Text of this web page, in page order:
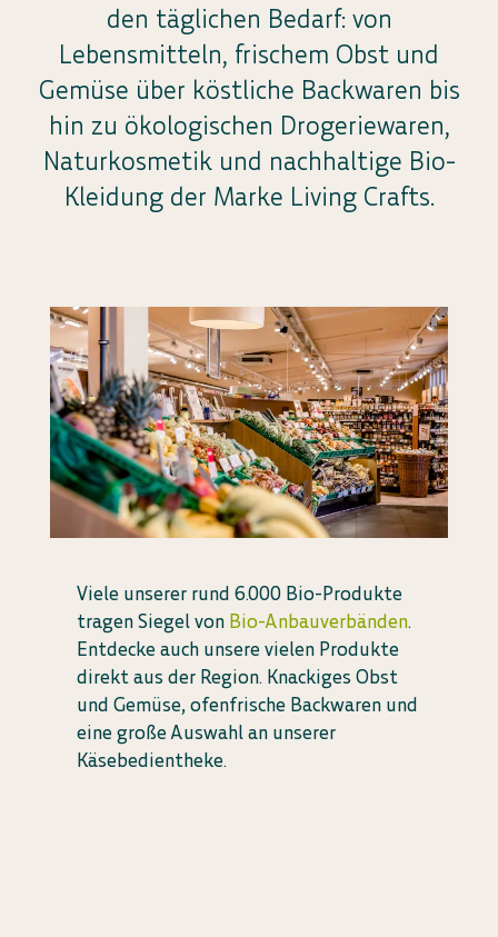
den täglichen Bedarf: von
Lebensmitteln, frischem Obst und
Gemüse über köstliche Backwaren bis
hin zu ökologischen Drogeriewaren,
Naturkosmetik und nachhaltige Bio-
Kleidung der Marke Living Crafts.
Viele unserer rund 6.000 Bio-Produkte
tragen Siegel von Bio-Anbauverbänden.
Entdecke auch unsere vielen Produkte
direkt aus der Region. Knackiges Obst
und Gemüse, ofenfrische Backwaren und
eine große Auswahl an unserer
Käsebedientheke.